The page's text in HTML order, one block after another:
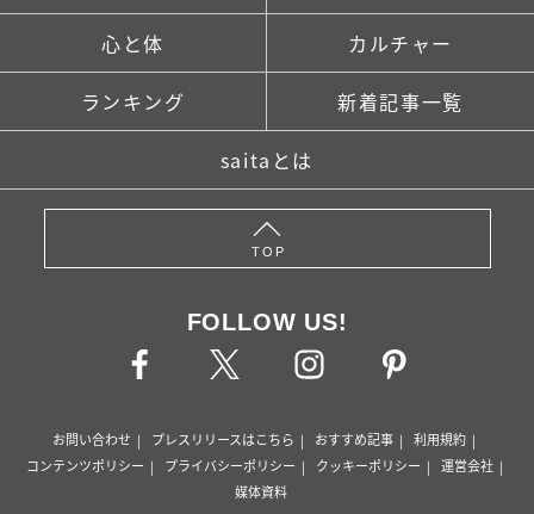
心と体 カルチャー
ランキング 新着記事一覧
saitaとは
TOP
FOLLOW US!
お問い合わせ プレスリリースはこちら おすすめ記事
利用規約
コンテンツポリシー
プライバシーポリシー クッキーポリシー
運営会社
媒体資料